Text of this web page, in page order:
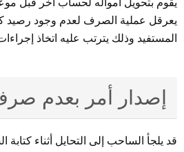
يقوم بتحويل أمواله لحساب آخر قبل
يعرقل عملية الصرف لعدم وجود رصيد
المستفيد وذلك يترتب عليه اتخاذ
إصدار أمر بعدم
قد يلجأ الساحب إلى التحايل أثناء